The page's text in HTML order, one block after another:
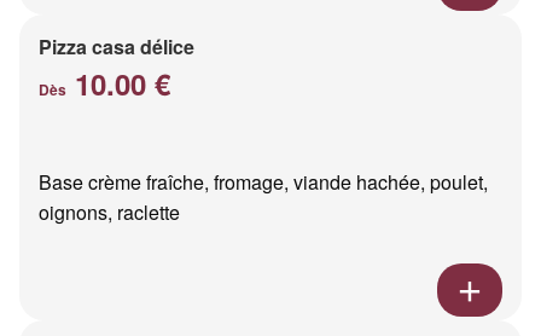
Pizza casa délice
Dès 10.00 €
Base crème fraîche, fromage, viande hachée, poulet,
oignons, raclette